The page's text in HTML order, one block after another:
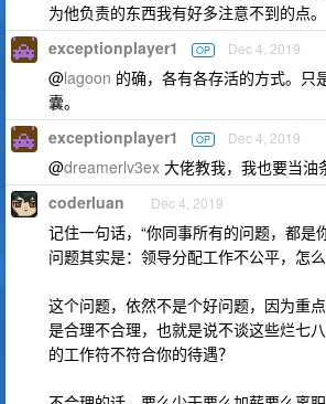
为他负责的东西我有好多注意不到的点
exceptionplayer1 OP Dec 4, 2019
@lagoon 的确，各有各存活的方式。只
囊。
exceptionplayer1 OP Dec 4, 2019
@dreamerlv3ex 大佬教我，我也要当油
coderluan Dec 4, 2019
记住一句话，“你同事所有的问题，都是
问题其实是：领导分配工作不公平，怎么
这个问题，依然不是个好问题，因为重
是合理不合理，也就是说不谈这些烂七
的工作符不符合你的待遇？